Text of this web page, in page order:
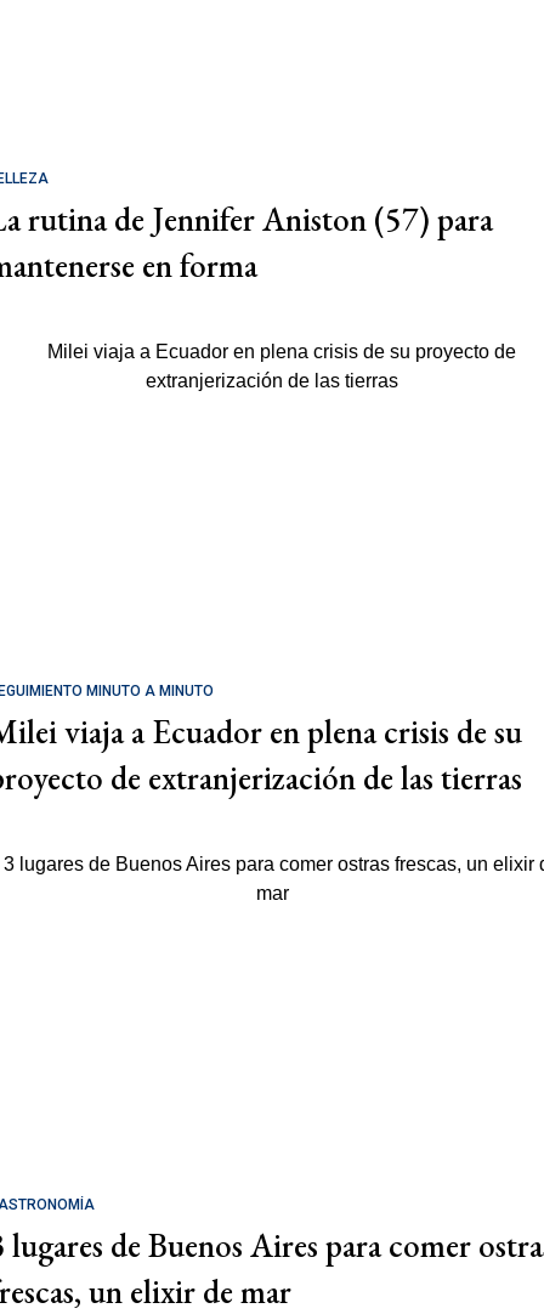
rutina de Jennifer Aniston (57) para
en forma
MINUTO A MINUTO
viaja a Ecuador en plena crisis de su
de extranjerización de las tierras
lugares de Buenos Aires para comer
un elixir de mar